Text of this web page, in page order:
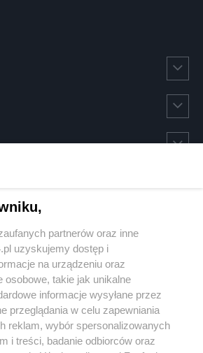
partnerów oraz inne
uzyskujemy dostęp i
na urządzeniu oraz
osobowe, takie jak unikalne
informacje wysyłane przez
przeglądania w celu zapewniania
reklam, wybór spersonalizowanych
i treści, badanie odbiorców oraz